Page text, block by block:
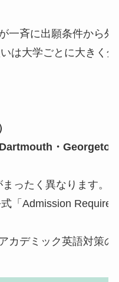
一斉に出願条件から
は大学ごとに大きく
・
ったく異なります。
「Admission
カデミック英語対策